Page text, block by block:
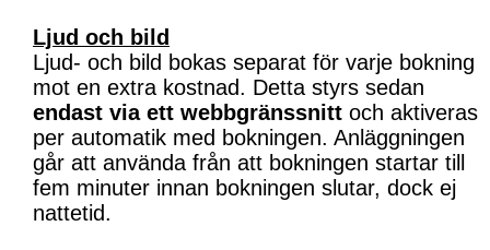
Ljud och bild
Ljud- och bild bokas separat för varje bokning
mot en extra kostnad. Detta styrs sedan
endast via ett webbgränssnitt och aktiveras
per automatik med bokningen. Anläggningen
går att använda från att bokningen startar till
fem minuter innan bokningen slutar, dock ej
nattetid.